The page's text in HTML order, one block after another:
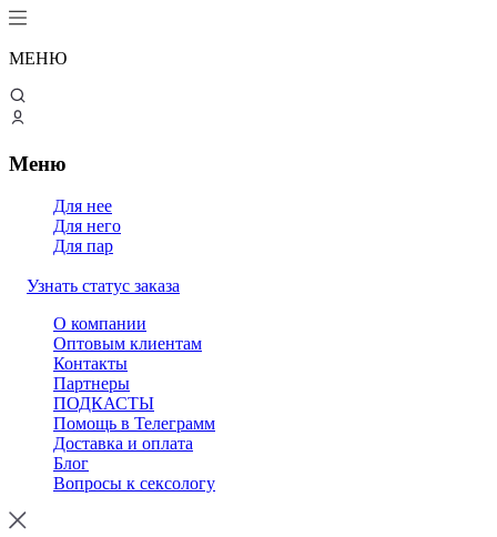
МЕНЮ
Меню
Для нее
Для него
Для пар
Узнать статус заказа
О компании
Оптовым клиентам
Контакты
Партнеры
ПОДКАСТЫ
Помощь в Телеграмм
Доставка и оплата
Блог
Вопросы к сексологу